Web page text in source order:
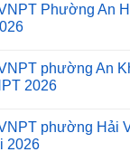
Phường An
phường An
2026
phường Hải
2026